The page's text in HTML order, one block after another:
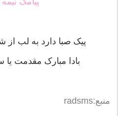
پیک صبا دارد به لب
بادا مبارک مقدمت
منبع:radsms